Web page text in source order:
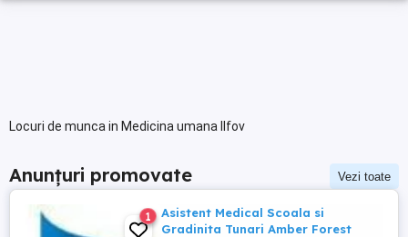
Locuri de munca in Medicina umana Ilfov
Anunțuri promovate Vezi toate
1
Asistent Medical Scoala si
Gradinita Tunari Amber Forest